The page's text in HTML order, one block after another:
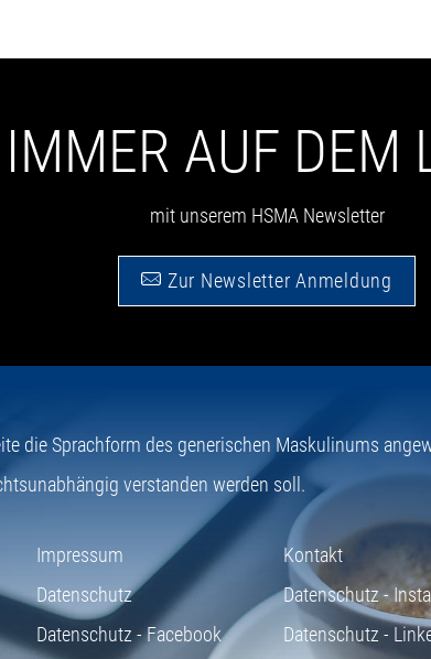
AUF DEM
mit unserem HSMA Newsletter
Zur Newsletter Anmeldung
die Sprachform des generischen Maskulinums
verstanden werden soll.
Impressum
Kontakt
Datenschutz
Datenschutz -
Datenschutz - Facebook
Datenschutz -